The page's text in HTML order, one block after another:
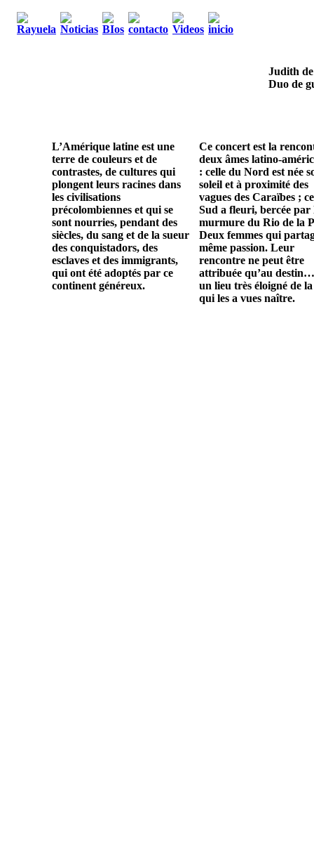
Judith
Duo de
L’Amérique latine est une
terre de couleurs et de
contrastes, de cultures qui
plongent leurs racines dans
les civilisations
précolombiennes et qui se
sont nourries, pendant des
siècles, du sang et de la sueur
des conquistadors, des
esclaves et des immigrants,
qui ont été adoptés par ce
continent généreux.
Ce concert est la
deux âmes latino-
: celle du Nord est née
soleil et à proximité des
vagues des Caraïbes ;
Sud a fleuri, bercée par
murmure du Rio de la
Deux femmes qui
même passion. Leur
rencontre ne peut être
attribuée qu’au
un lieu très éloigné de
qui les a vues naître.